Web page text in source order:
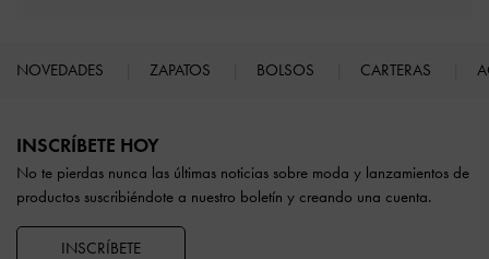
NOVEDADES ZAPATOS BOLSOS CARTERAS
INSCRÍBETE HOY
No te pierdas nunca las últimas noticias sobre moda y lanzamientos de
productos suscribiéndote a nuestro boletín y creando una cuenta.
INSCRÍBETE